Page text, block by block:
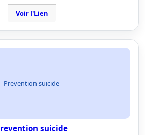
Voir l'Lien
Prevention suicide
suicide